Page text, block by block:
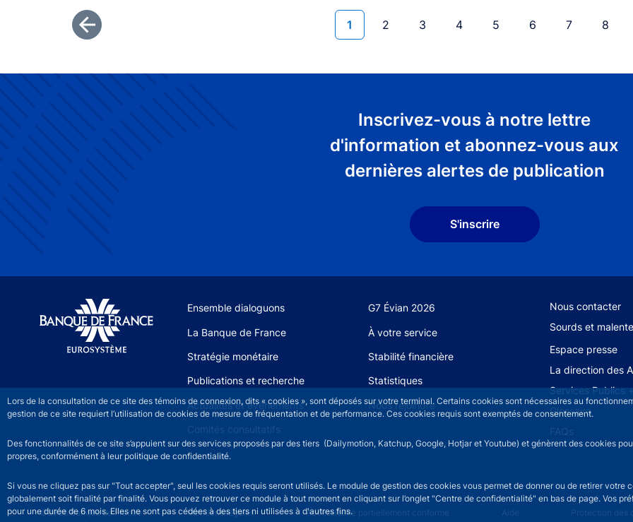
Lors de la consultation de ce site des témoins de connexion, dits « cookies », sont déposés sur votre terminal. Certains cookies sont nécessaires au
gestion de ce site requiert l’utilisation de cookies de mesure de fréquentation et de performance. Ces cookies requis sont exemptés de consentement.
Des fonctionnalités de ce site s’appuient sur des services proposés par des tiers (Dailymotion, Katchup, Google, Hotjar et Youtube) et génèrent des cookies
propres, conformément à leur politique de confidentialité.
Si vous ne cliquez pas sur "Tout accepter", seul les cookies requis seront utilisés. Le module de gestion des cookies vous permet de donner ou de retirer votre
globalement soit finalité par finalité. Vous pouvez retrouver ce module à tout moment en cliquant sur l’onglet "Centre de confidentialité" en bas de page. Vos
pour une durée de 6 mois. Elles ne sont pas cédées à des tiers ni utilisées à d'autres fins.
Première page
Page courante
1 Page
2 Page
3 Page
4 Page
5 Page
6 Page
7 Page
8
Inscrivez-vous à notre lettre
d'information et abonnez-vous aux
dernières alertes de publication
S'inscrire
Site navigation
Ensemble dialoguons G7 Évian 2026
La Banque de France À votre service
Stratégie monétaire Stabilité financière
Publications et recherche Statistiques
Actualités et événements Nous rejoindre
Comités consultatifs
Footer secondary
Nous contacter
Sourds et
Espace presse
La direction des
Services Publics
Glossaire
FAQs
©2026 Banque de France Footer legal notice menu
Mentions légales Accessibilité partiellement conforme Aide Protection des